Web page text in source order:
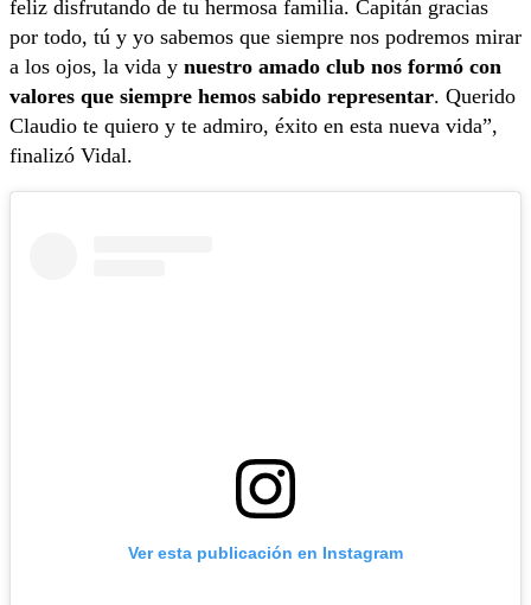
feliz disfrutando de tu hermosa familia. Capitán gracias
por todo, tú y yo sabemos que siempre nos podremos mirar
a los ojos, la vida y nuestro amado club nos formó con
valores que siempre hemos sabido representar. Querido
Claudio te quiero y te admiro, éxito en esta nueva vida”,
finalizó Vidal.
Ver esta publicación en Instagram